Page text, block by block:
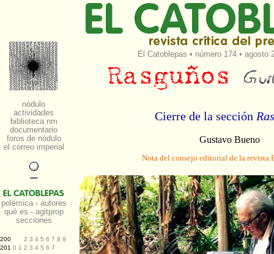
El Catoblepas • número 174 • agosto
Cierre de la sección
Gustavo Bueno
Nota del consejo editorial de la revista